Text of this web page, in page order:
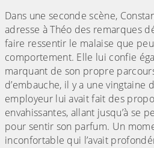
Dans une seconde scène,
adresse à Théo des remarques
faire ressentir le malaise que
comportement. Elle lui confie
marquant de son propre
d’embauche, il y a une vingtaine
employeur lui avait fait des
envahissantes, allant jusqu’à se
pour sentir son parfum. Un
inconfortable qui l’avait